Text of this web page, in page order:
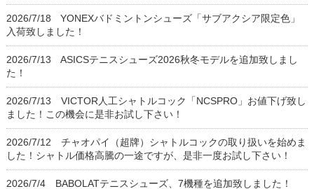
2026/7/18 YONEXバドミントンシューズ「サブアクシア限定色」
入荷致しました！
2026/7/13 ASICSテニスシューズ2026秋冬モデルを追加致しまし
た！
2026/7/13 VICTOR人工シャトルコック「NCSPRO」お値下げ致し
ました！この機会に是非お試し下さい！
2026/7/12 チャオパイ（超牌）シャトルコックの取り扱いを始めま
した！シャトル価格高騰の一途ですが、是非一度お試し下さい！
2026/7/4 BABOLATテニスシューズ、7機種を追加致しました！